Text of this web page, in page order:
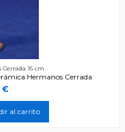
16 cm
Hermanos Cerrada
€
al carrito